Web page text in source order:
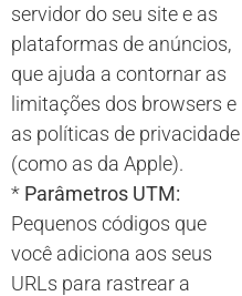
servidor do seu site e as
plataformas de anúncios,
que ajuda a contornar as
limitações dos browsers e
as políticas de privacidade
(como as da Apple).
* Parâmetros UTM:
Pequenos códigos que
você adiciona aos seus
URLs para rastrear a